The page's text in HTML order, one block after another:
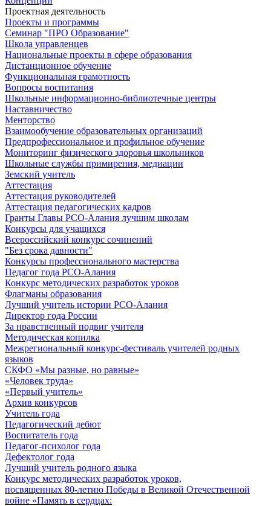
Проектная деятельность
Проекты и программы
Семинар "ПРО Образование"
Школа управленцев
Национальные проекты в сфере образования
Дистанционное обучение
Функциональная грамотность
Вопросы воспитания
Школьные информационно-библиотечные центры
Наставничество
Менторство
Взаимообучение образовательных организаций
Предпрофессиональное и профильное обучение
Мониторинг физического здоровья школьников
Школьные службы примирения, медиации
Земский учитель
Аттестация
Аттестация руководителей
Аттестация педагогических кадров
Гранты Главы РСО-Алания лучшим школам
Конкурсы для учащихся
Всероссийский конкурс сочинений
"Без срока давности"
Конкурсы профессионального мастерства
Педагог года РСО-Алания
Конкурс методических разработок уроков
Флагманы образования
Лучший учитель истории РСО-Алания
Директор года России
За нравственный подвиг учителя
Методическая копилка
Межрегиональный конкурс-фестиваль учителей родных
языков
СКФО «Мы разные, но равные»
«Человек труда»
«Первый учитель»
Архив конкурсов
Учитель года
Педагогический дебют
Воспитатель года
Педагог-психолог года
Дефектолог года
Лучший учитель родного языка
Конкурс методических разработок уроков,
посвященных 80-летию Победы в Великой Отечественной
войне «Память в сердцах: